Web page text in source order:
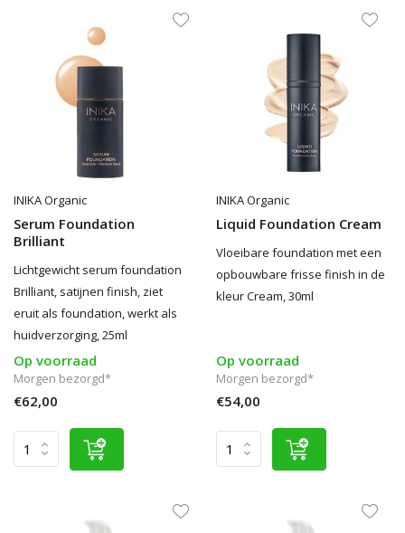
INIKA Organic
Serum Foundation
Brilliant
Lichtgewicht serum foundation
Brilliant, satijnen finish, ziet
eruit als foundation, werkt als
huidverzorging, 25ml
Op voorraad
Morgen bezorgd*
€62,00
INIKA Organic
Liquid Foundation Cream
Vloeibare foundation met een
opbouwbare frisse finish in de
kleur Cream, 30ml
Op voorraad
Morgen bezorgd*
€54,00